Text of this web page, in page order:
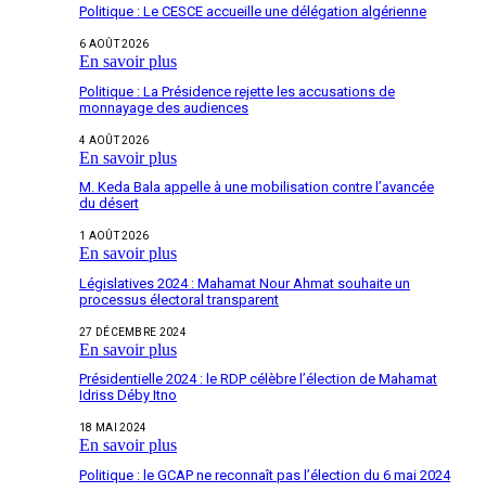
Politique : Le CESCE accueille une délégation algérienne
6 AOÛT 2026
En savoir plus
Politique : La Présidence rejette les accusations de
monnayage des audiences
4 AOÛT 2026
En savoir plus
M. Keda Bala appelle à une mobilisation contre l’avancée
du désert
1 AOÛT 2026
En savoir plus
Législatives 2024 : Mahamat Nour Ahmat souhaite un
processus électoral transparent
27 DÉCEMBRE 2024
En savoir plus
Présidentielle 2024 : le RDP célèbre l’élection de Mahamat
Idriss Déby Itno
18 MAI 2024
En savoir plus
Politique : le GCAP ne reconnaît pas l’élection du 6 mai 2024